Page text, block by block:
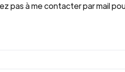
pas à me contacter par mail